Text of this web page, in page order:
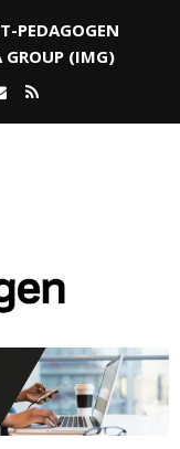
PEDAGOGEN
GROUP (IMG)